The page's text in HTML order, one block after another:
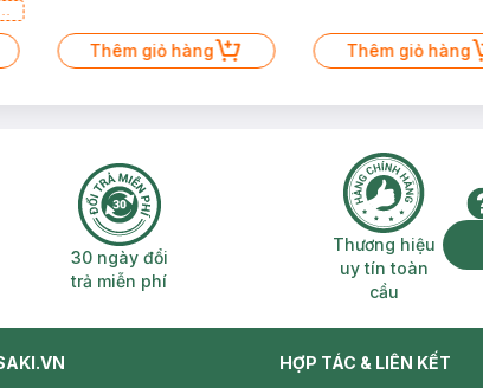
Thêm giỏ hàng Thêm giỏ hàng
30 ngày đổi trả miễn phí
30 ngày đổi
trả miễn phí
Thương
Thương hiệu
uy tín toàn
cầu
HỢP TÁC & LIÊN KẾT